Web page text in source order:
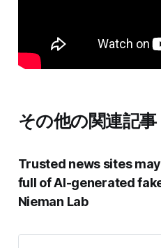
その他の関連記事
Trusted news sites
full of AI-generated
Nieman Lab